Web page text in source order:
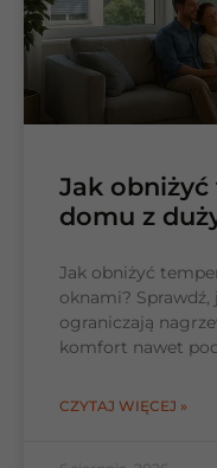
Jak
domu z
Jak obniżyć
oknami?
ograniczają
komfort nawet
CZYTAJ WIĘCEJ »